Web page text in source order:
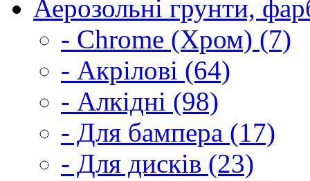
Аерозольні грунти,
- Chrome (Хром) (7)
- Акрілові (64)
- Алкідні (98)
- Для бампера (17)
- Для дисків (23)